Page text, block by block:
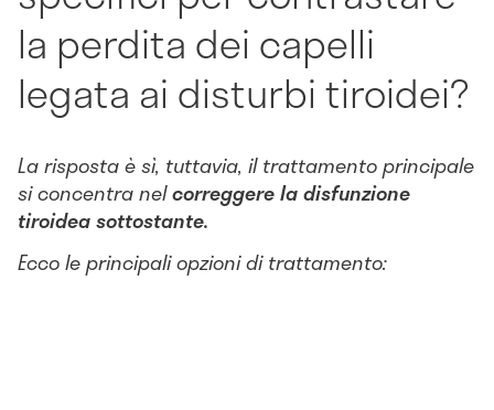
la perdita dei capelli
legata ai disturbi tiroidei?
La risposta è sì, tuttavia, il trattamento principale
si concentra nelcorreggere la disfunzione
tiroidea sottostante.
Ecco le principali opzioni di trattamento: